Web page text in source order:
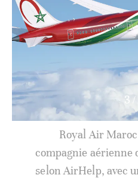
3 /
Royal Air
compagnie aérienne
selon AirHelp, avec